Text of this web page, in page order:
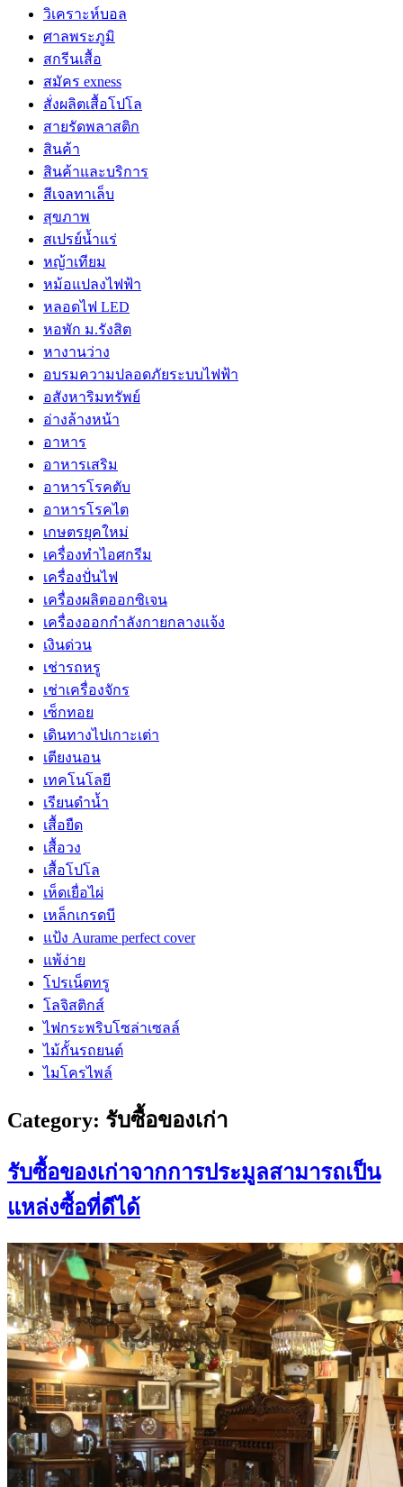
วิเคราะห์บอล
ศาลพระภูมิ
สกรีนเสื้อ
สมัคร exness
สั่งผลิตเสื้อโปโล
สายรัดพลาสติก
สินค้า
สินค้าและบริการ
สีเจลทาเล็บ
สุขภาพ
สเปรย์น้ำแร่
หญ้าเทียม
หม้อแปลงไฟฟ้า
หลอดไฟ LED
หอพัก ม.รังสิต
หางานว่าง
อบรมความปลอดภัยระบบไฟฟ้า
อสังหาริมทรัพย์
อ่างล้างหน้า
อาหาร
อาหารเสริม
อาหารโรคตับ
อาหารโรคไต
เกษตรยุคใหม่
เครื่องทำไอศกรีม
เครื่องปั่นไฟ
เครื่องผลิตออกซิเจน
เครื่องออกกำลังกายกลางแจ้ง
เงินด่วน
เช่ารถหรู
เช่าเครื่องจักร
เซ็กทอย
เดินทางไปเกาะเต่า
เตียงนอน
เทคโนโลยี
เรียนดำน้ำ
เสื้อยืด
เสื้อวง
เสื้อโปโล
เห็ดเยื่อไผ่
เหล็กเกรดบี
แป้ง Aurame perfect cover
แพ้ง่าย
โปรเน็ตทรู
โลจิสติกส์
ไฟกระพริบโซล่าเซลล์
ไม้กั้นรถยนต์
ไมโครไพล์
Category: รับซื้อของเก่า
รับซื้อของเก่าจากการประมูลสามารถเป็น
แหล่งซื้อที่ดีได้